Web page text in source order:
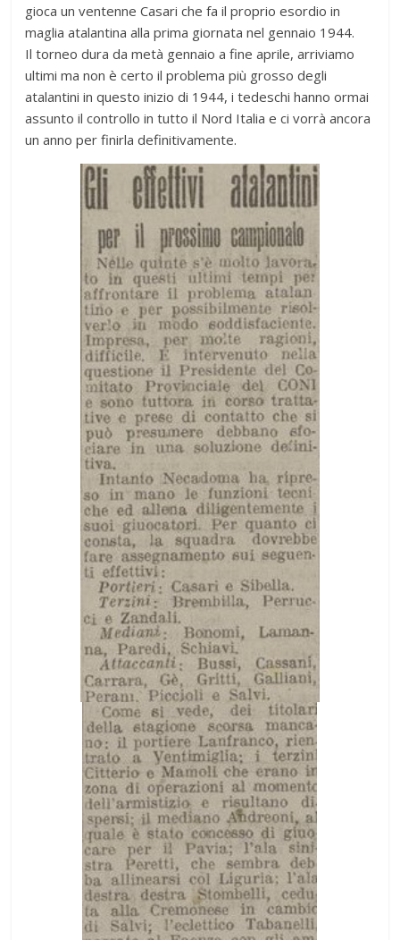
gioca un ventenne Casari che fa il proprio esordio in
maglia atalantina alla prima giornata nel gennaio 1944.
Il torneo dura da metà gennaio a fine aprile, arriviamo
ultimi ma non è certo il problema più grosso degli
atalantini in questo inizio di 1944, i tedeschi hanno ormai
assunto il controllo in tutto il Nord Italia e ci vorrà ancora
un anno per finirla definitivamente.